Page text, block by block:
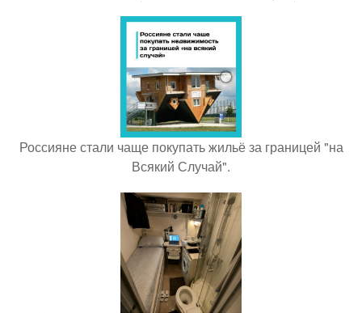
Россияне стали чаще покупать жильё за границей "на
Всякий Случай".